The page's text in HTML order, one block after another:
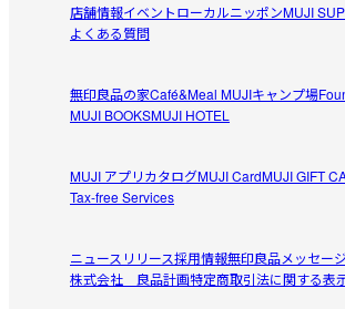
店舗情報イベントローカルニッポンMUJI
よくある質問
無印良品の家Café&Meal MUJIキャンプ場
MUJI BOOKSMUJI HOTEL
MUJI アプリカタログMUJI CardMUJI GIFT
Tax-free Services
ニュースリリース採用情報無印良品メッセージ
株式会社 良品計画特定商取引法に関する表